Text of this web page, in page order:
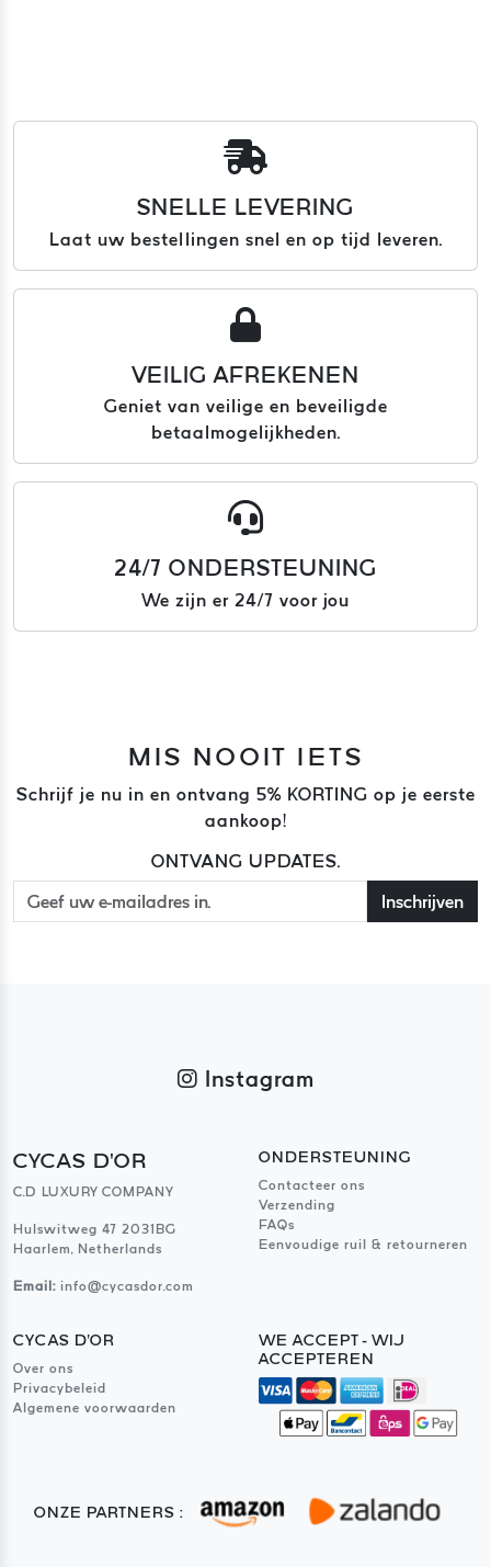
SNELLE LEVERING
Laat uw bestellingen snel en op tijd leveren.
VEILIG AFREKENEN
Geniet van veilige en beveiligde
betaalmogelijkheden.
24/7 ONDERSTEUNING
We zijn er 24/7 voor jou
MIS NOOIT IETS
Schrijf je nu in en ontvang 5% KORTING op je eerste
aankoop!
ONTVANG UPDATES.
Inschrijven
Instagram
CYCAS D'OR
C.D LUXURY COMPANY
Hulswitweg 47 2031BG
Haarlem, Netherlands
Email: info@cycasdor.com
ONDERSTEUNING
Contacteer ons
Verzending
FAQs
Eenvoudige ruil & retourneren
CYCAS D'OR
Over ons
Privacybeleid
Algemene voorwaarden
WE ACCEPT - WIJ
ACCEPTEREN
ONZE PARTNERS :